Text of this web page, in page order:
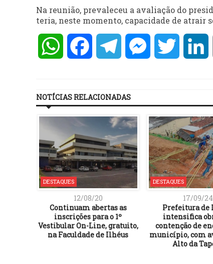
Na reunião, prevaleceu a avaliação do
teria, neste momento, capacidade de atrair
WhatsAppFacebookTelegramMessengerTwitter
NOTÍCIAS RELACIONADAS
DESTAQUES
12/08/20
Continuam abertas as
inscrições para o 1º
Vestibular On-Line, gratuito,
na Faculdade de Ilhéus
DESTAQUES
17/09/24
Prefeitura de
intensifica
contenção de
município, com
Alto da